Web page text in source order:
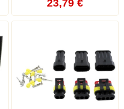
23,79 €